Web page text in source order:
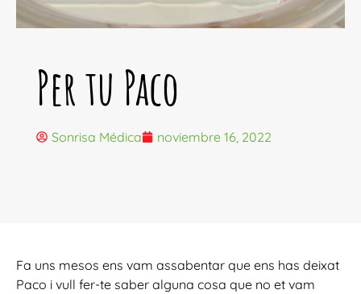
Per tu Paco
Sonrisa Médica noviembre 16, 2022
Fa uns mesos ens vam assabentar que ens has deixat
Paco i vull fer-te saber alguna cosa que no et vam